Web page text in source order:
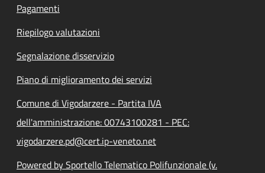
Pagamenti
Riepilogo valutazioni
Segnalazione disservizio
Piano di miglioramento dei servizi
Comune di Vigodarzere - Partita IVA
dell'amministrazione: 00743100281 - PEC:
vigodarzere.pd@cert.ip-veneto.net
Powered by Sportello Telematico Polifunzionale (v.